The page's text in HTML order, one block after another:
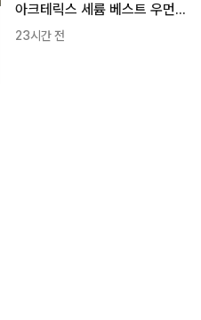
아크테릭스 세륨 베스트 우먼 새상품
23시간 전